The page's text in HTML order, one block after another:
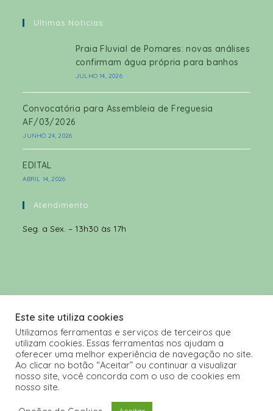
Ultimas Noticias
Praia Fluvial de Pomares: novas análises
confirmam água própria para banhos
JULHO 14, 2026
Convocatória para Assembleia de Freguesia
AF/03/2026
JUNHO 24, 2026
EDITAL
ABRIL 14, 2026
Atendimento
Seg. a Sex. – 13h30 às 17h
Este site utiliza cookies
Utilizamos ferramentas e serviços de terceiros que
utilizam cookies. Essas ferramentas nos ajudam a
oferecer uma melhor experiência de navegação no site.
Ao clicar no botão “Aceitar” ou continuar a visualizar
nosso site, você concorda com o uso de cookies em
nosso site.